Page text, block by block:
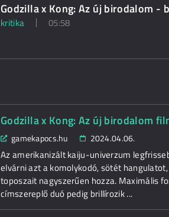
Godzilla x Kong: Az új birodalom -
kritika 05:58
Godzilla x Kong: Az új birodalom
gamekapocs.hu 2024.04.06.
Az amerikanizált kaiju-univerzum
elvárni azt a komolykodó, sötét
toposzait nagyszerűen hozza. Maximális
címszereplő duó pedig brillírozik ...